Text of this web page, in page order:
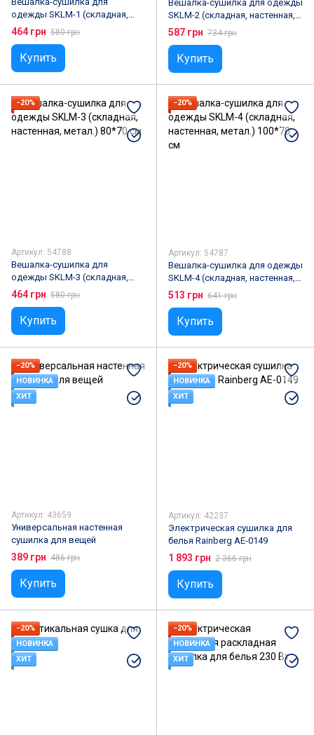
одежды SKLM-1 (складная,
настенная, метал.) 84 см
464 грн 580 грн
Купить
Вешалка-сушилка для одежды
SKLM-2 (складная, настенная,
метал.) 124 см
587 грн 734 грн
Купить
−20%
Артикул: 54788
Вешалка-сушилка для
одежды SKLM-3 (складная,
настенная, метал.) 80*70 см
464 грн 580 грн
Купить
−20%
Артикул: 54787
Вешалка-сушилка для одежды
SKLM-4 (складная, настенная,
метал.) 100*70 см
513 грн 641 грн
Купить
−20%
НОВИНКА
ХИТ
Артикул: 43659
Универсальная настенная
сушилка для вещей
389 грн 486 грн
Купить
−20%
НОВИНКА
ХИТ
Артикул: 42237
Электрическая сушилка для
белья Rainberg AE-0149
1 893 грн 2 366 грн
Купить
−20%
НОВИНКА
ХИТ
−20%
НОВИНКА
ХИТ